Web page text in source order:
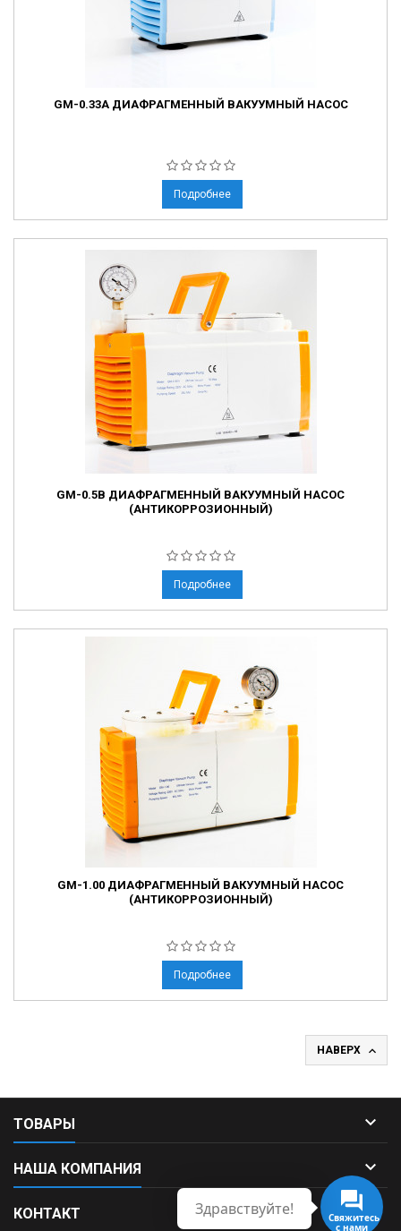
GM-0.33A ДИАФРАГМЕННЫЙ ВАКУУМНЫЙ НАСОС
Подробнее
GM-0.5B ДИАФРАГМЕННЫЙ ВАКУУМНЫЙ НАСОС
(АНТИКОРРОЗИОННЫЙ)
Подробнее
GM-1.00 ДИАФРАГМЕННЫЙ ВАКУУМНЫЙ НАСОС
(АНТИКОРРОЗИОННЫЙ)
Подробнее
НАВЕРХ 
ТОВАРЫ 
НАША КОМПАНИЯ 
КОНТАКТ 
Свяжитесь
с нами
Здравствуйте!